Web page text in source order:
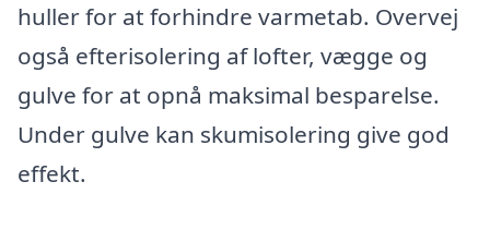
huller for at forhindre varmetab. Overvej
også efterisolering af lofter, vægge og
gulve for at opnå maksimal besparelse.
Under gulve kan skumisolering give god
effekt.